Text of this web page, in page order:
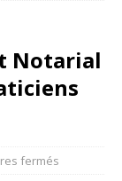
Notarial
fermés